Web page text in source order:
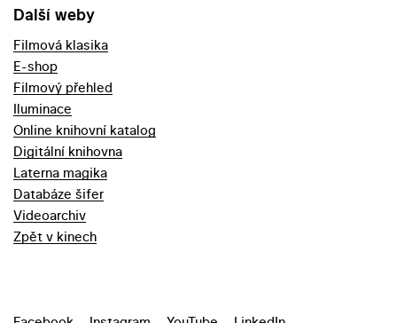
Další weby
Filmová klasika
E-shop
Filmový přehled
Iluminace
Online knihovní katalog
Digitální knihovna
Laterna magika
Databáze šifer
Videoarchiv
Zpět v kinech